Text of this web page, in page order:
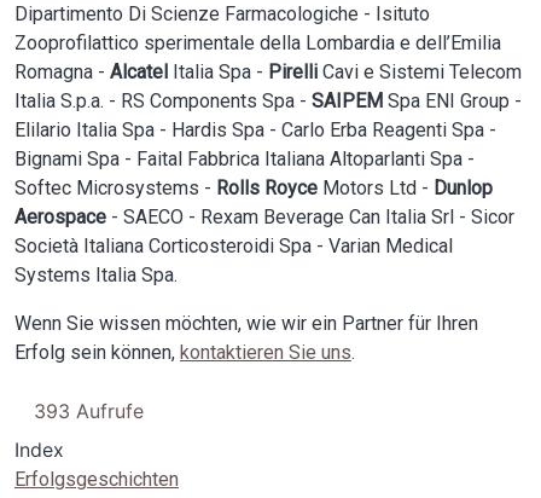
Dipartimento Di Scienze Farmacologiche - Isituto
Zooprofilattico sperimentale della Lombardia e dell’Emilia
Romagna - Alcatel Italia Spa - Pirelli Cavi e Sistemi Telecom
Italia S.p.a. - RS Components Spa - SAIPEM Spa ENI Group -
Elilario Italia Spa - Hardis Spa - Carlo Erba Reagenti Spa -
Bignami Spa - Faital Fabbrica Italiana Altoparlanti Spa -
Softec Microsystems - Rolls Royce Motors Ltd - Dunlop
Aerospace - SAECO - Rexam Beverage Can Italia Srl - Sicor
Società Italiana Corticosteroidi Spa - Varian Medical
Systems Italia Spa.
Wenn Sie wissen möchten, wie wir ein Partner für Ihren
Erfolg sein können, kontaktieren Sie uns.
393 Aufrufe
Index
Erfolgsgeschichten